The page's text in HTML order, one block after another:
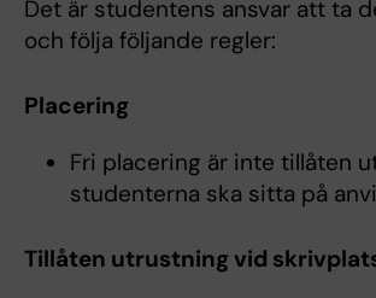
Det är studentens ansvar att ta
och följa följande regler:
Placering
Fri placering är inte tillåten
studenterna ska sitta på
Tillåten utrustning vid